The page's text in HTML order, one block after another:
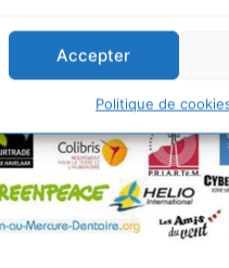
Accepter
Politique de